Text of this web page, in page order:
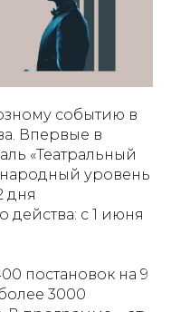
событию в
Впервые в
«Театральный
уровень
дня
действа: с 1 июня
постановок на 9
3000